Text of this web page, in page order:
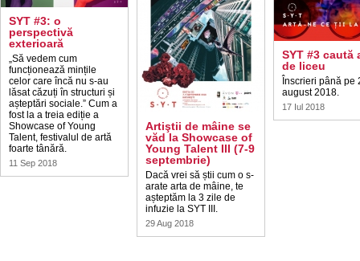
SYT #3: o
perspectivă
exterioară
„Să vedem cum
funcționează mințile
celor care încă nu s-au
lăsat căzuți în structuri și
așteptări sociale.” Cum a
fost la a treia ediție a
Showcase of Young
Talent, festivalul de artă
foarte tânără.
11 Sep 2018
Artiştii de mâine se
văd la Showcase of
Young Talent III (7-9
septembrie)
Dacă vrei să știi cum o s-
arate arta de mâine, te
așteptăm la 3 zile de
infuzie la SYT III.
29 Aug 2018
SYT #3 caută
de liceu
Înscrieri până pe
august 2018.
17 Iul 2018